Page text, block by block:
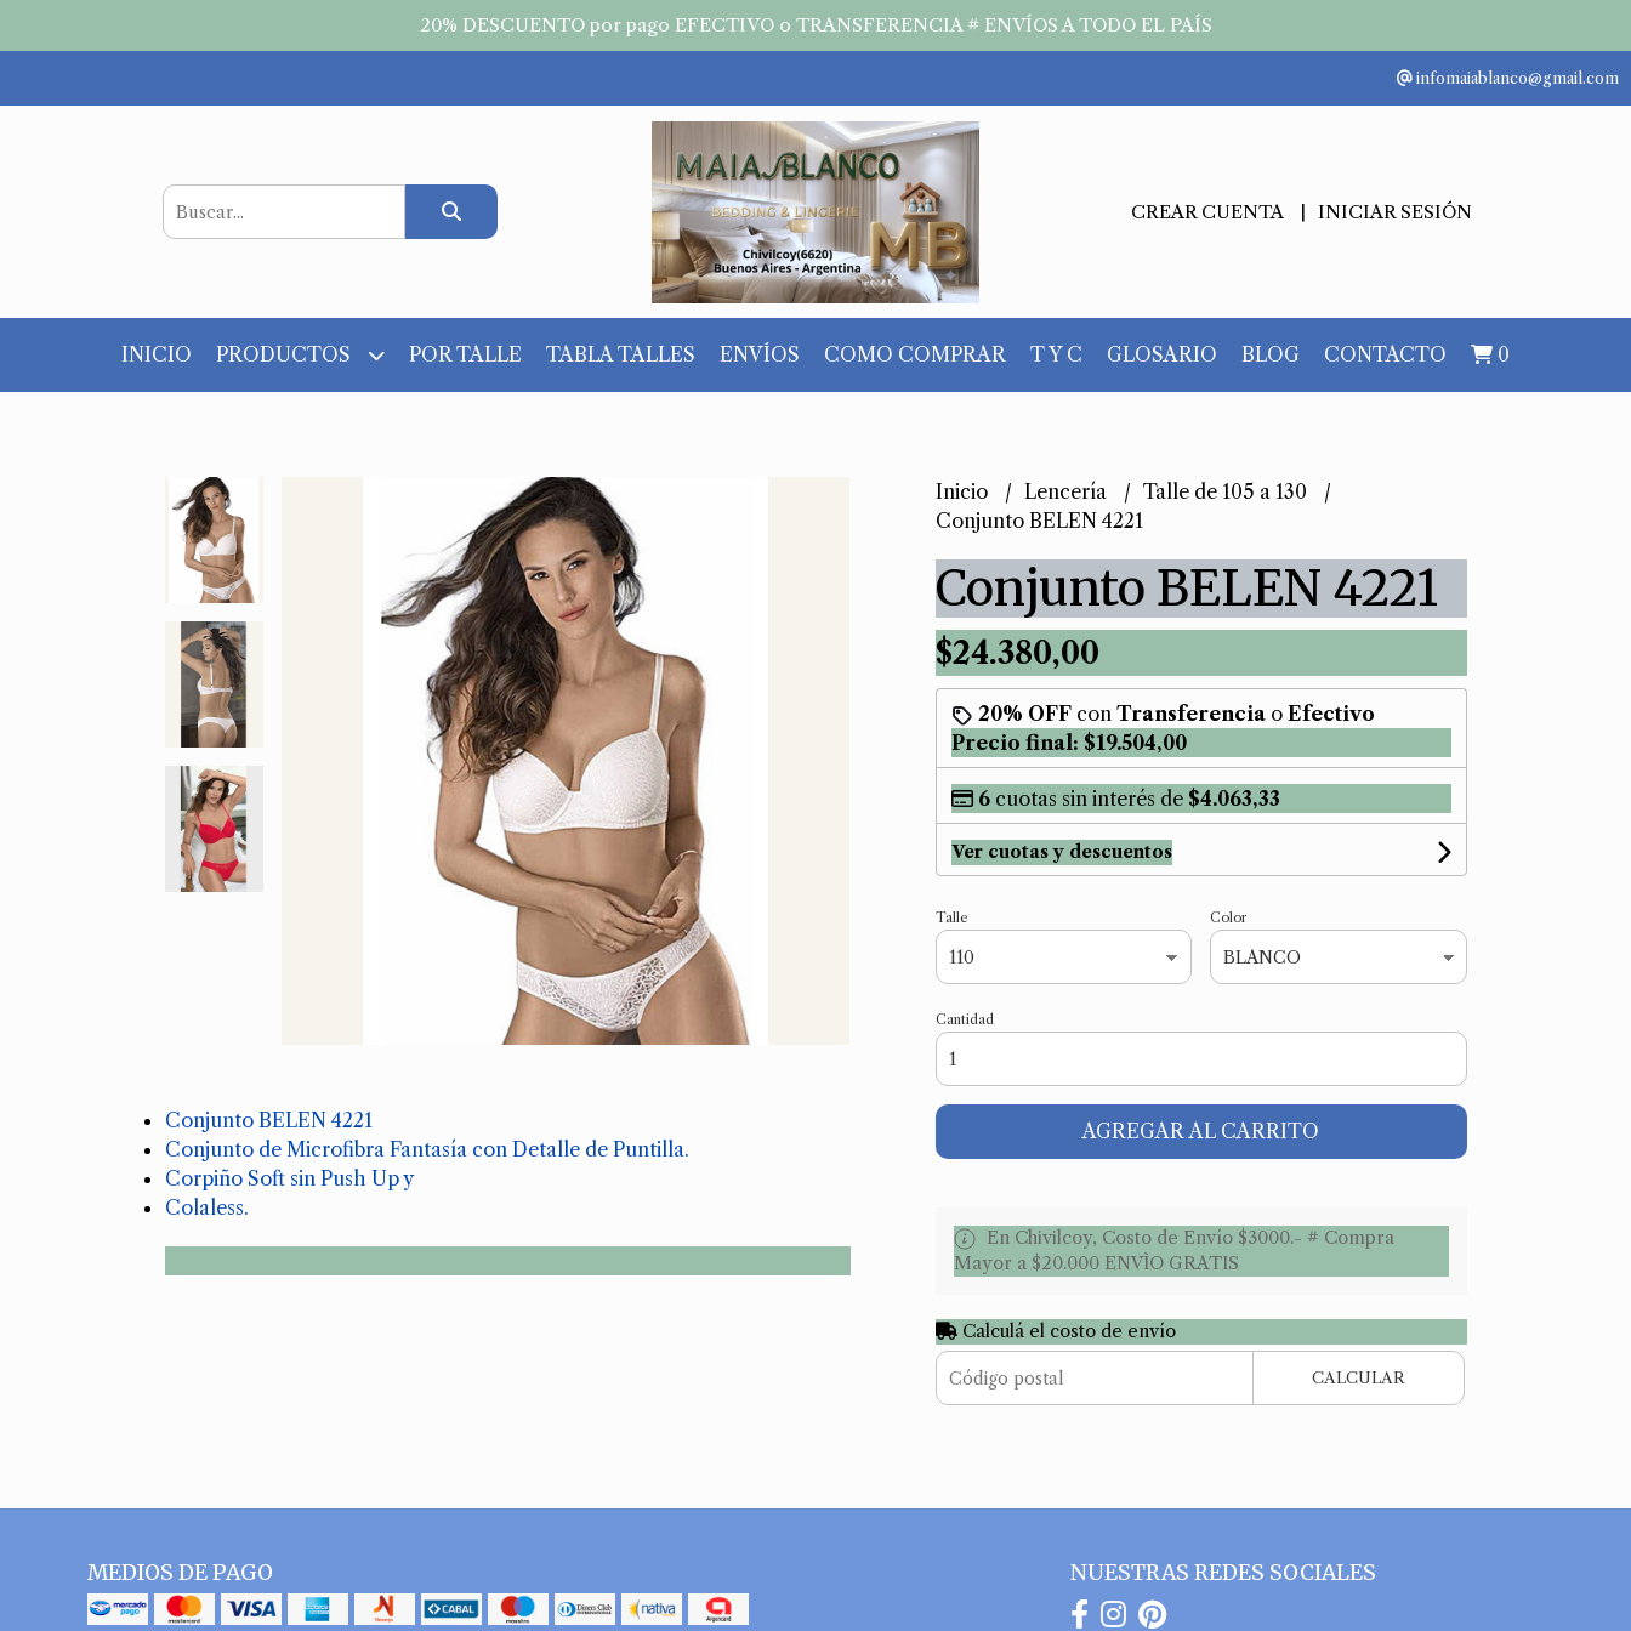
20% DESCUENTO por pago EFECTIVO o TRANSFERENCIA # ENVÍOS A TODO EL PAÍS
infomaiablanco@gmail.com
CREAR CUENTA INICIAR SESIÓN
INICIO PRODUCTOS POR TALLE TABLA TALLES ENVÍOS COMO COMPRAR T Y C GLOSARIO BLOG CONTACTO 0
Conjunto BELEN 4221
Conjunto de Microfibra Fantasía con Detalle de Puntilla.
Corpiño Soft sin Push Up y
Colaless.
Inicio Lencería
Talle de 105 a 130
Conjunto BELEN 4221
Conjunto BELEN 4221
$24.380,00
20% OFFcon Transferenciao Efectivo
Precio final: $19.504,00
6cuotas sin interés de $4.063,33
Ver cuotas y descuentos
Talle Color
Cantidad
AGREGAR AL CARRITO
En Chivilcoy, Costo de Envío $3000.- # Compra
Mayor a $20.000 ENVÌO GRATIS
Calculá el costo de envío
CALCULAR
MEDIOS DE PAGO NUESTRAS REDES SOCIALES